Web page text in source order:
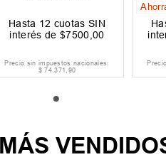
Hasta 12 cuotas SIN
interés de $7500 00
Precio sin impuestos nacionales:
$ 74.371,90